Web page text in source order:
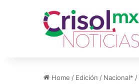
Home / Edición / Nacional* /